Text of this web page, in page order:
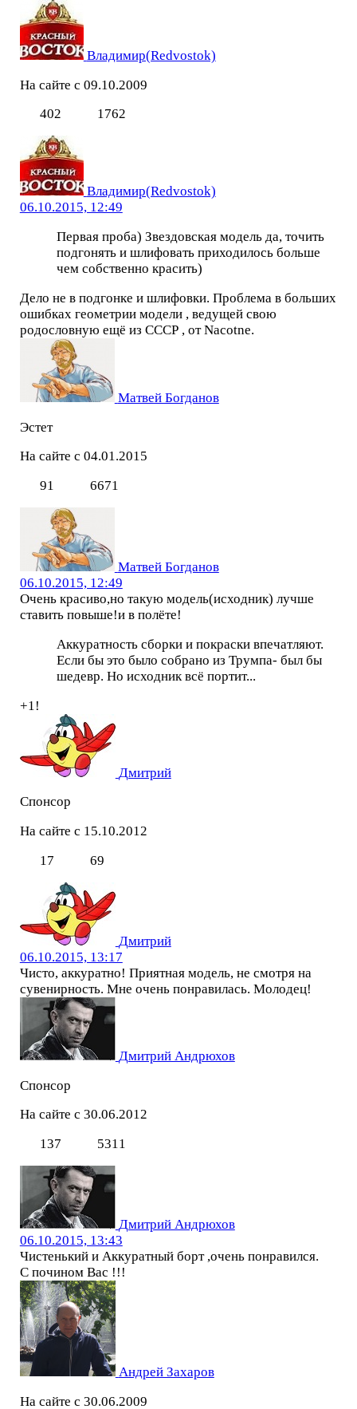
Владимир(Redvostok)
На сайте с 09.10.2009
402
1762
Владимир(Redvostok)
06.10.2015, 12:49
Первая проба) Звездовская модель да, точить
подгонять и шлифовать приходилось больше
чем собственно красить)
Дело не в подгонке и шлифовки. Проблема в больших
ошибках геометрии модели , ведущей свою
родословную ещё из СССР , от Nacotne.
Матвей Богданов
Эстет
На сайте с 04.01.2015
91
6671
Матвей Богданов
06.10.2015, 12:49
Очень красиво,но такую модель(исходник) лучше
ставить повыше!и в полёте!
Аккуратность сборки и покраски впечатляют.
Если бы это было собрано из Трумпа- был бы
шедевр. Но исходник всё портит...
+1!
Дмитрий
Спонсор
На сайте с 15.10.2012
17
69
Дмитрий
06.10.2015, 13:17
Чисто, аккуратно! Приятная модель, не смотря на
сувенирность. Мне очень понравилась. Молодец!
Дмитрий Андрюхов
Спонсор
На сайте с 30.06.2012
137
5311
Дмитрий Андрюхов
06.10.2015, 13:43
Чистенький и Аккуратный борт ,очень понравился.
С почином Вас !!!
Андрей Захаров
На сайте с 30.06.2009